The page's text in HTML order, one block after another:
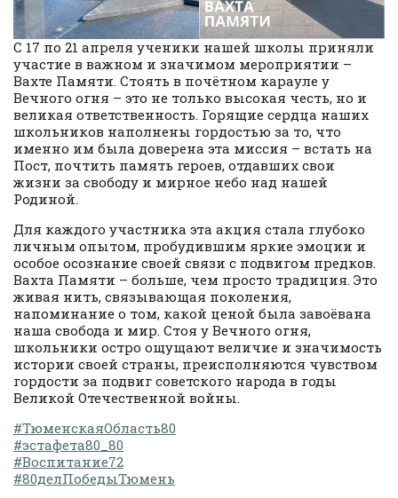
С 17 по 21 апреля ученики нашей школы приняли
участие в важном и значимом мероприятии –
Вахте Памяти. Стоять в почётном карауле у
Вечного огня – это не только высокая честь, но и
великая ответственность. Горящие сердца наших
школьников наполнены гордостью за то, что
именно им была доверена эта миссия – встать на
Пост, почтить память героев, отдавших свои
жизни за свободу и мирное небо над нашей
Родиной.
Для каждого участника эта акция стала глубоко
личным опытом, пробудившим яркие эмоции и
особое осознание своей связи с подвигом предков.
Вахта Памяти – больше, чем просто традиция. Это
живая нить, связывающая поколения,
напоминание о том, какой ценой была завоёвана
наша свобода и мир. Стоя у Вечного огня,
школьники остро ощущают величие и значимость
истории своей страны, преисполняются чувством
гордости за подвиг советского народа в годы
Великой Отечественной войны.
#ТюменскаяОбласть80
#эстафета80_80
#Воспитание72
#80делПобедыТюмень